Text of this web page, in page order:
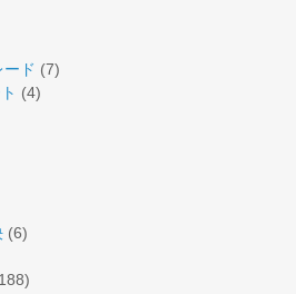
ド (7)
(4)
(6)